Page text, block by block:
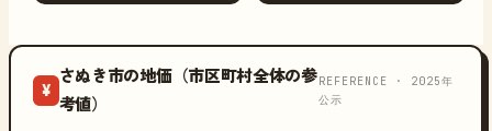
¥
さぬき市の地価（市区町村全体の参
考値）
REFERENCE · 2025年
公示